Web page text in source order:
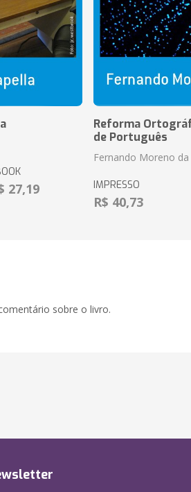
27,19
Reforma
de Português
Fernando Moreno da
IMPRESSO
R$ 40,73
sobre o livro.